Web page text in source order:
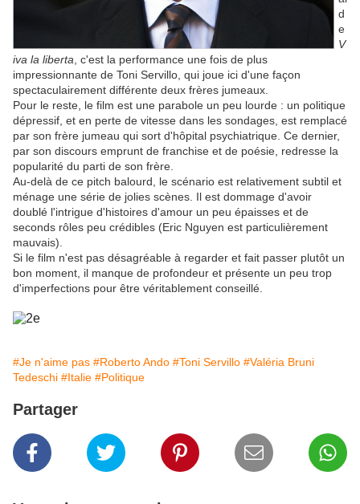
d
e
V
iva la liberta , c'est la performance une fois de plus
impressionnante de Toni Servillo, qui joue ici d'une façon
spectaculairement différente deux frères jumeaux.
Pour le reste, le film est une parabole un peu lourde : un politique
dépressif, et en perte de vitesse dans les sondages, est remplacé
par son frère jumeau qui sort d'hôpital psychiatrique. Ce dernier,
par son discours emprunt de franchise et de poésie, redresse la
popularité du parti de son frère.
Au-delà de ce pitch balourd, le scénario est relativement subtil et
ménage une série de jolies scènes. Il est dommage d'avoir
doublé l'intrigue d'histoires d'amour un peu épaisses et de
seconds rôles peu crédibles (Eric Nguyen est particulièrement
mauvais).
Si le film n'est pas désagréable à regarder et fait passer plutôt un
bon moment, il manque de profondeur et présente un peu trop
d'imperfections pour être véritablement conseillé.
#Je n'aime pas #Roberto Ando #Toni Servillo #Valéria Bruni
Tedeschi #Italie #Politique
Partager